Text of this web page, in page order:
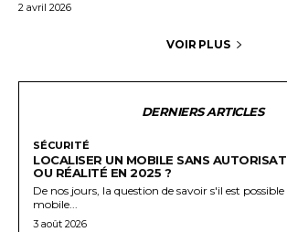
2 avril 2026
VOIR PLUS
DERNIERS ARTICLES
SÉCURITÉ
LOCALISER UN MOBILE SANS
OU RÉALITÉ EN 2025 ?
De nos jours, la question de savoir s'il est
mobile...
3 août 2026